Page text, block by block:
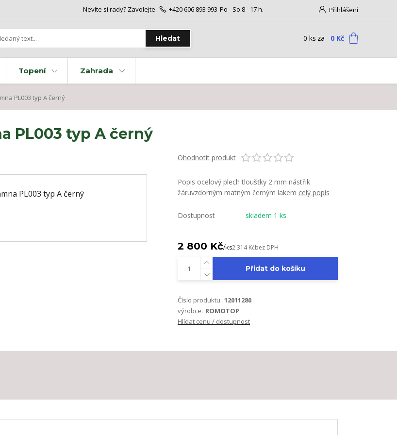
Přihlášení
Hledat
Nevíte si rady? Zavolejte. +420 606 893 993 Po - So 8 - 17 h.
0 ks za 0 Kč
Topení Zahrada
PL003 typ A černý
PL003 typ A černý
Ohodnotit produkt
Popis ocelový plech tloušťky 2 mm nástřik
žáruvzdorným matným černým lakem celý popis
Dostupnost skladem 1 ks
2 800 Kč/ks2 314 Kčbez DPH
Přidat do košíku
Číslo produktu: 12011280
výrobce: ROMOTOP
Hlídat cenu / dostupnost